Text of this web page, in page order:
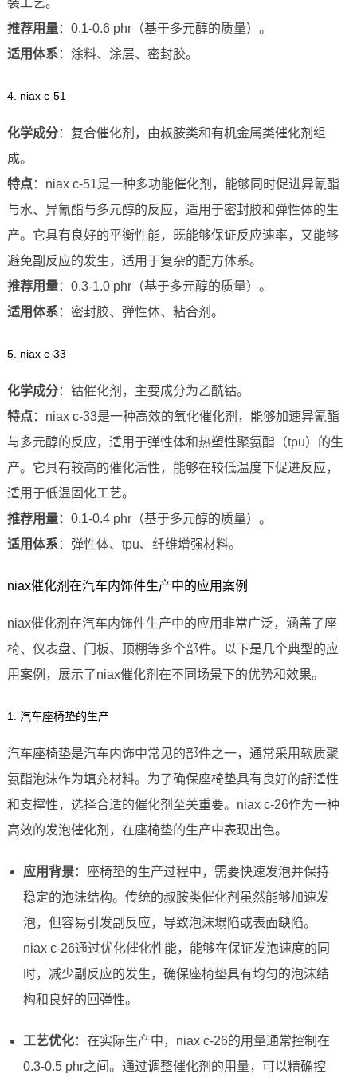
装工艺。
推荐用量：0.1-0.6 phr（基于多元醇的质量）。
适用体系：涂料、涂层、密封胶。
4. niax c-51
化学成分：复合催化剂，由叔胺类和有机金属类催化剂组
成。
特点：niax c-51是一种多功能催化剂，能够同时促进异氰酯
与水、异氰酯与多元醇的反应，适用于密封胶和弹性体的生
产。它具有良好的平衡性能，既能够保证反应速率，又能够
避免副反应的发生，适用于复杂的配方体系。
推荐用量：0.3-1.0 phr（基于多元醇的质量）。
适用体系：密封胶、弹性体、粘合剂。
5. niax c-33
化学成分：钴催化剂，主要成分为乙酰钴。
特点：niax c-33是一种高效的氧化催化剂，能够加速异氰酯
与多元醇的反应，适用于弹性体和热塑性聚氨酯（tpu）的生
产。它具有较高的催化活性，能够在较低温度下促进反应，
适用于低温固化工艺。
推荐用量：0.1-0.4 phr（基于多元醇的质量）。
适用体系：弹性体、tpu、纤维增强材料。
niax催化剂在汽车内饰件生产中的应用案例
niax催化剂在汽车内饰件生产中的应用非常广泛，涵盖了座
椅、仪表盘、门板、顶棚等多个部件。以下是几个典型的应
用案例，展示了niax催化剂在不同场景下的优势和效果。
1. 汽车座椅垫的生产
汽车座椅垫是汽车内饰中常见的部件之一，通常采用软质聚
氨酯泡沫作为填充材料。为了确保座椅垫具有良好的舒适性
和支撑性，选择合适的催化剂至关重要。niax c-26作为一种
高效的发泡催化剂，在座椅垫的生产中表现出色。
应用背景：座椅垫的生产过程中，需要快速发泡并保持
稳定的泡沫结构。传统的叔胺类催化剂虽然能够加速发
泡，但容易引发副反应，导致泡沫塌陷或表面缺陷。
niax c-26通过优化催化性能，能够在保证发泡速度的同
时，减少副反应的发生，确保座椅垫具有均匀的泡沫结
构和良好的回弹性。
工艺优化：在实际生产中，niax c-26的用量通常控制在
0.3-0.5 phr之间。通过调整催化剂的用量，可以精确控